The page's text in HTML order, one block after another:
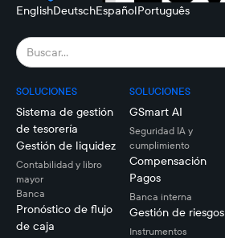
EnglishDeutschEspañolPortuguês
SOLUCIONES
Sistema de gestión
de tesorería
Gestión de liquidez
Contabilidad y libro
mayor
Banca
Pronóstico de flujo
de caja
SOLUCIONES
GSmart AI
Seguridad IA y
cumplimiento
Compensación
Pagos
Banca interna
Gestión de riesgos
Instrumentos